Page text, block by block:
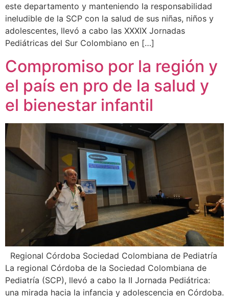
este departamento y manteniendo la responsabilidad
ineludible de la SCP con la salud de sus niñas, niños y
adolescentes, llevó a cabo las XXXIX Jornadas
Pediátricas del Sur Colombiano en […]
Compromiso por la región y
el país en pro de la salud y
el bienestar infantil
Regional Córdoba Sociedad Colombiana de Pediatría
La regional Córdoba de la Sociedad Colombiana de
Pediatría (SCP), llevó a cabo la II Jornada Pediátrica:
una mirada hacia la infancia y adolescencia en Córdoba.